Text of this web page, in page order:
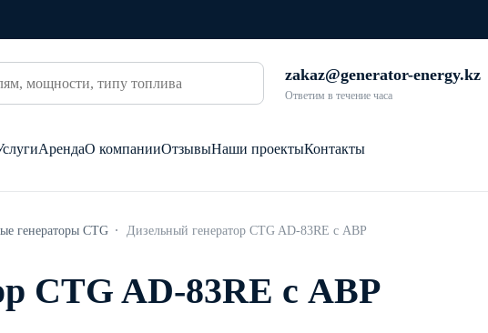
zakaz@generator-energy.kz
Ответим в течение часа
АрендаО компанииОтзывыНаши проектыКонтакты
генераторы CTG Дизельный генератор CTG AD-83RE с АВР
CTG AD-83RE с АВР